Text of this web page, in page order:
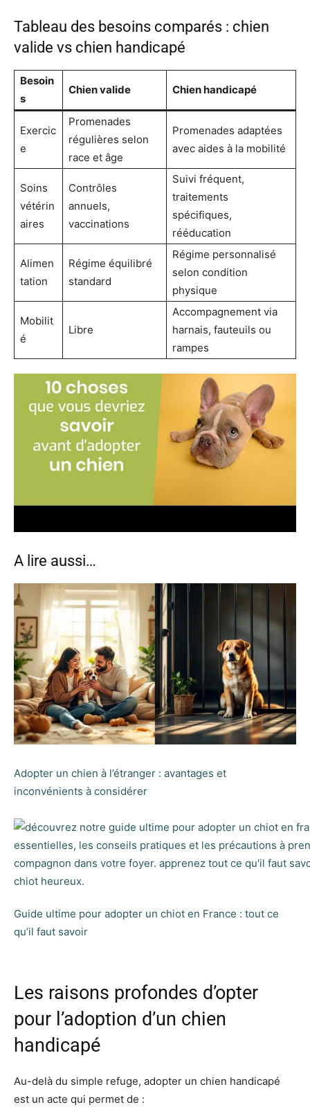
Tableau des besoins comparés : chien
valide vs chien handicapé
Besoin
s
Chien valide Chien handicapé
Exercic
e
Promenades
régulières selon
race et âge
Promenades adaptées
avec aides à la mobilité
Soins
vétérin
aires
Contrôles
annuels,
vaccinations
Suivi fréquent,
traitements
spécifiques,
rééducation
Alimen
tation
Régime équilibré
standard
Régime personnalisé
selon condition
physique
Mobilit
é
Libre
Accompagnement via
harnais, fauteuils ou
rampes
A lire aussi…
Adopter un chien à l’étranger : avantages et
inconvénients à considérer
Guide ultime pour adopter un chiot en France : tout ce
qu’il faut savoir
Les raisons profondes d’opter
pour l’adoption d’un chien
handicapé
Au-delà du simple refuge, adopter un chien handicapé
est un acte qui permet de :